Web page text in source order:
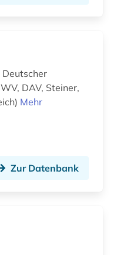
DAV, Steiner,
Mehr
Zur Datenbank